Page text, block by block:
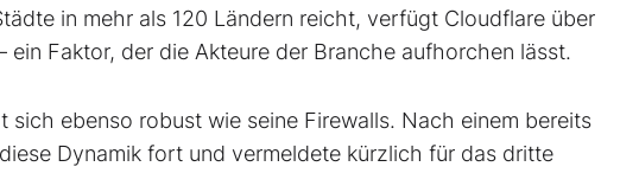
in mehr als 120 Ländern reicht, verfügt Cloudflare über
Faktor, der die Akteure der Branche aufhorchen lässt.
sich ebenso robust wie seine Firewalls. Nach einem bereits
Dynamik fort und vermeldete kürzlich für das dritte